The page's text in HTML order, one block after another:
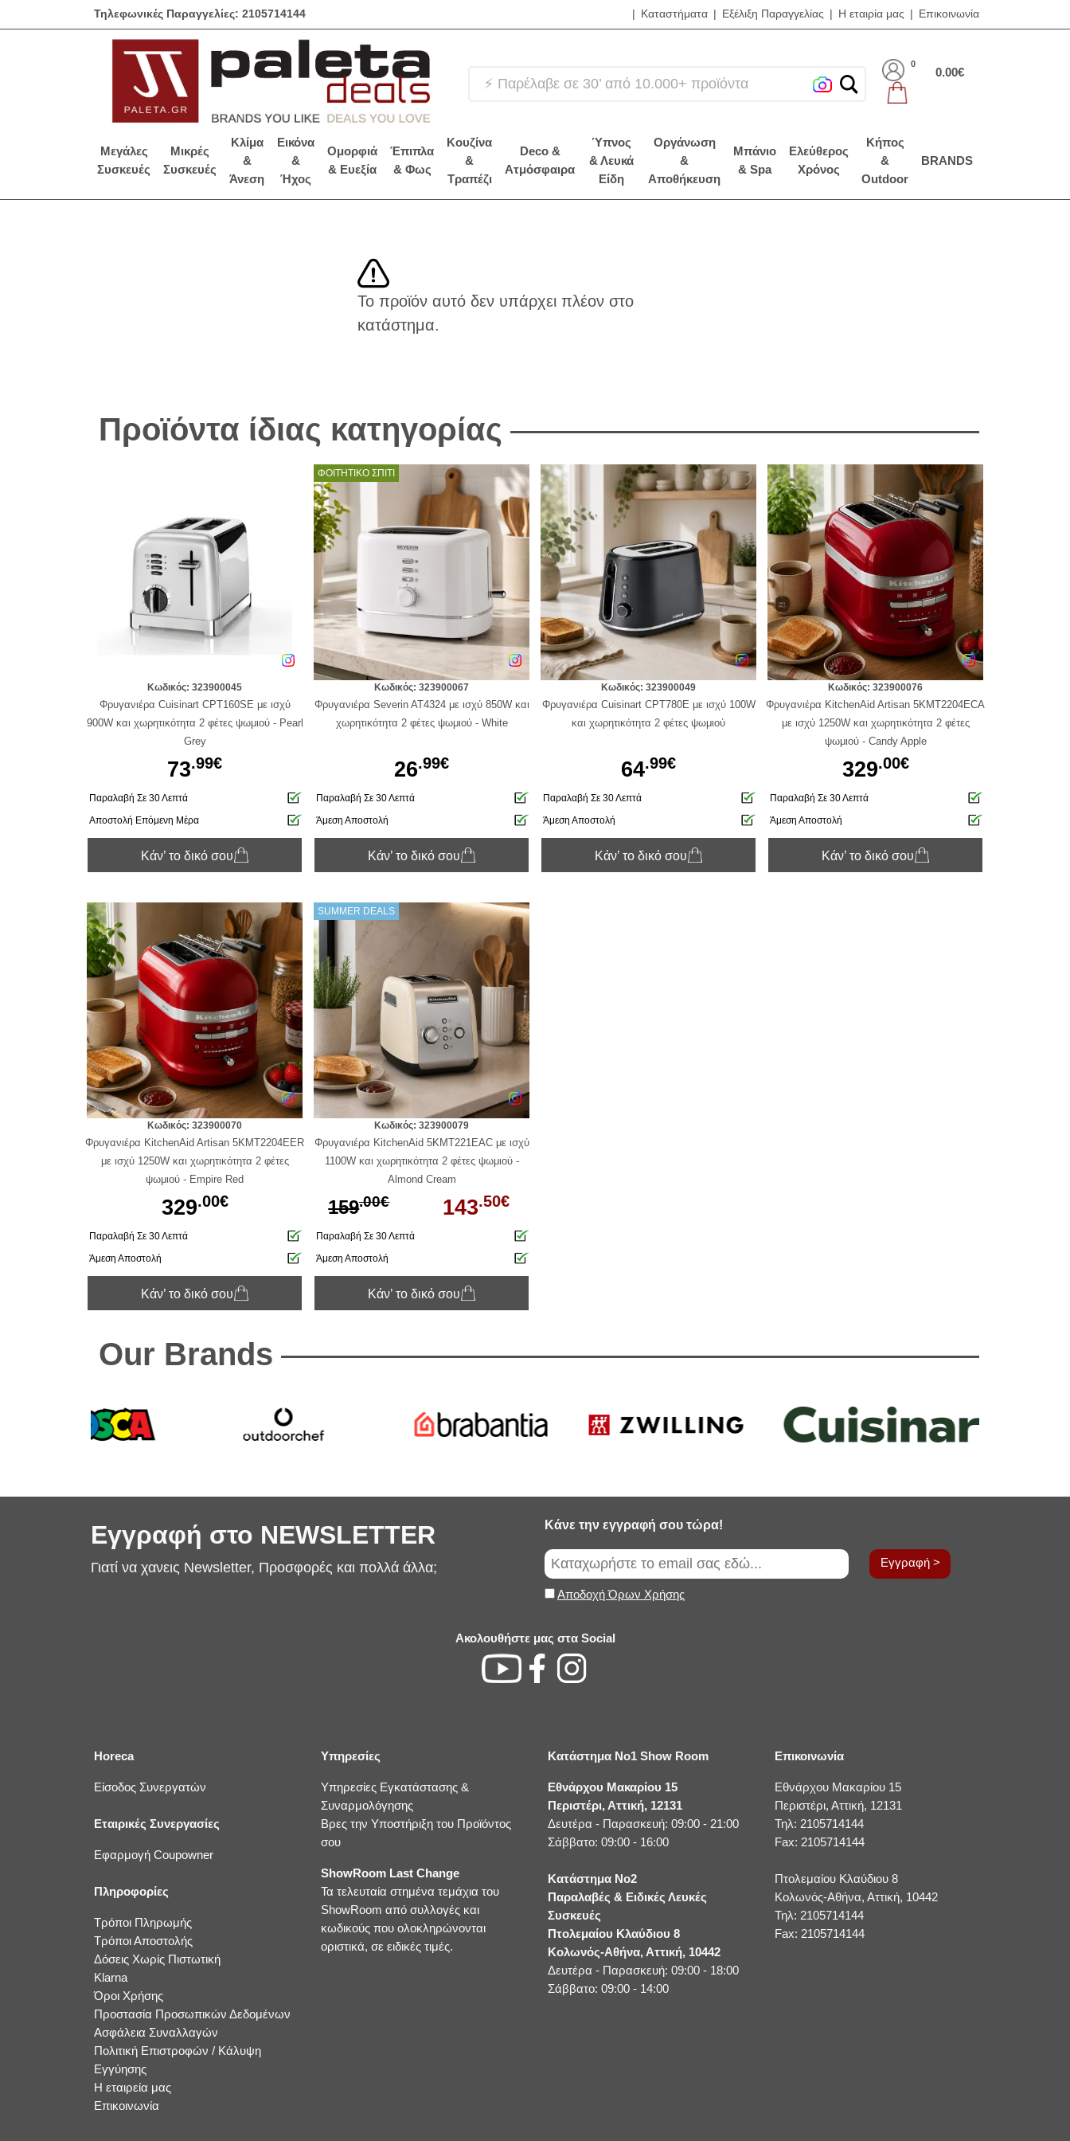
Τηλεφωνικές Παραγγελίες: 2105714144 Καταστήματα Εξέλιξη Παραγγελίας Η εταιρία μας Επικοινωνία
❤️ Βρε
0
0.00€
Μεγάλες
Συσκευές
Μικρές
Συσκευές
Κλίμα
&
Άνεση
Εικόνα
&
Ήχος
Ομορφιά
& Ευεξία
Έπιπλα
& Φως
Κουζίνα
&
Τραπέζι
Deco &
Ατμόσφαιρα
Ύπνος
& Λευκά
Είδη
Οργάνωση
&
Αποθήκευση
Μπάνιο
& Spa
Ελεύθερος
Χρόνος
Κήπος
&
Outdoor
BRANDS
Το προϊόν αυτό δεν υπάρχει πλέον στο
κατάστημα.
Προϊόντα ίδιας κατηγορίας
Κωδικός: 323900045
Φρυγανιέρα Cuisinart CPT160SE με ισχύ
900W και χωρητικότητα 2 φέτες ψωμιού - Pearl
Grey
73.99€
Παραλαβή Σε 30 Λεπτά
Αποστολή Επόμενη Μέρα
Κάν’ το δικό σου
ΦΟΙΤΗΤΙΚΟ ΣΠΙΤΙ
Κωδικός: 323900067
Φρυγανιέρα Severin AT4324 με ισχύ 850W και
χωρητικότητα 2 φέτες ψωμιού - White
26.99€
Παραλαβή Σε 30 Λεπτά
Άμεση Αποστολή
Κάν’ το δικό σου
Κωδικός: 323900049
Φρυγανιέρα Cuisinart CPT780E με ισχύ 100W
και χωρητικότητα 2 φέτες ψωμιού
64.99€
Παραλαβή Σε 30 Λεπτά
Άμεση Αποστολή
Κάν’ το δικό σου
Κωδικός: 323900076
Φρυγανιέρα KitchenAid Artisan 5KMT2204ECA
με ισχύ 1250W και χωρητικότητα 2 φέτες
ψωμιού - Candy Apple
329.00€
Παραλαβή Σε 30 Λεπτά
Άμεση Αποστολή
Κάν’ το δικό σου
Κωδικός: 323900070
Φρυγανιέρα KitchenAid Artisan 5KMT2204EER
με ισχύ 1250W και χωρητικότητα 2 φέτες
ψωμιού - Empire Red
329.00€
Παραλαβή Σε 30 Λεπτά
Άμεση Αποστολή
Κάν’ το δικό σου
SUMMER DEALS
Κωδικός: 323900079
Φρυγανιέρα KitchenAid 5KMT221EAC με ισχύ
1100W και χωρητικότητα 2 φέτες ψωμιού -
Almond Cream
159.00€ 143.50€
Παραλαβή Σε 30 Λεπτά
Άμεση Αποστολή
Κάν’ το δικό σου
Our Brands
Εγγραφή στο NEWSLETTER
Γιατί να χανεις Newsletter, Προσφορές και πολλά άλλα;
Κάνε την εγγραφή σου τώρα!
Εγγραφή >
Αποδοχή Όρων Χρήσης
Ακολουθήστε μας στα Social
Horeca
Είσοδος Συνεργατών
Εταιρικές Συνεργασίες
Εφαρμογή Coupowner
Πληροφορίες
Τρόποι Πληρωμής
Τρόποι Αποστολής
Δόσεις Χωρίς Πιστωτική
Klarna
Όροι Χρήσης
Προστασία Προσωπικών Δεδομένων
Ασφάλεια Συναλλαγών
Πολιτική Επιστροφών / Κάλυψη
Εγγύησης
Η εταιρεία μας
Επικοινωνία
Υπηρεσίες
Υπηρεσίες Εγκατάστασης &
Συναρμολόγησης
Βρες την Υποστήριξη του Προϊόντος
σου
ShowRoom Last Change
Τα τελευταία στημένα τεμάχια του
ShowRoom από συλλογές και
κωδικούς που ολοκληρώνονται
οριστικά, σε ειδικές τιμές.
Κατάστημα No1 Show Room
Εθνάρχου Μακαρίου 15
Περιστέρι, Αττική, 12131
Δευτέρα - Παρασκευή: 09:00 - 21:00
Σάββατο: 09:00 - 16:00
Κατάστημα No2
Παραλαβές & Ειδικές Λευκές
Συσκευές
Πτολεμαίου Κλαύδιου 8
Κολωνός-Αθήνα, Αττική, 10442
Δευτέρα - Παρασκευή: 09:00 - 18:00
Σάββατο: 09:00 - 14:00
Επικοινωνία
Εθνάρχου Μακαρίου 15
Περιστέρι, Αττική, 12131
Τηλ: 2105714144
Fax: 2105714144
Πτολεμαίου Κλαύδιου 8
Κολωνός-Αθήνα, Αττική, 10442
Τηλ: 2105714144
Fax: 2105714144